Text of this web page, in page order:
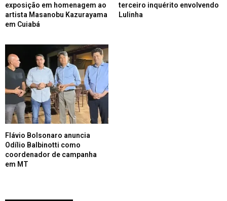
exposição em homenagem ao
artista Masanobu Kazurayama
em Cuiabá
terceiro inquérito envolvendo
Lulinha
Flávio Bolsonaro anuncia
Odílio Balbinotti como
coordenador de campanha
em MT